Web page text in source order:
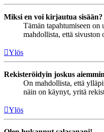
Miksi en voi kirjautua sisään?
Tämän tapahtumiseen
mahdollista, että sivuston
Ylös
Rekisteröidyin joskus
On mahdollista, että
näin on käynyt, yritä
Ylös